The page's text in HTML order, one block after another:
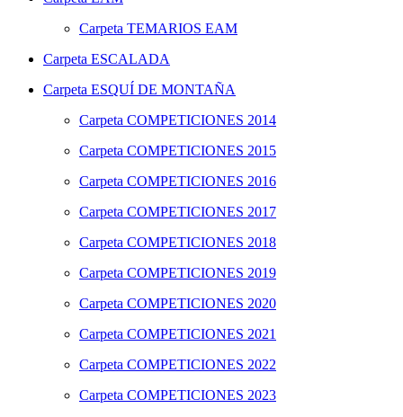
Carpeta TEMARIOS EAM
Carpeta ESCALADA
Carpeta ESQUÍ DE MONTAÑA
Carpeta COMPETICIONES 2014
Carpeta COMPETICIONES 2015
Carpeta COMPETICIONES 2016
Carpeta COMPETICIONES 2017
Carpeta COMPETICIONES 2018
Carpeta COMPETICIONES 2019
Carpeta COMPETICIONES 2020
Carpeta COMPETICIONES 2021
Carpeta COMPETICIONES 2022
Carpeta COMPETICIONES 2023